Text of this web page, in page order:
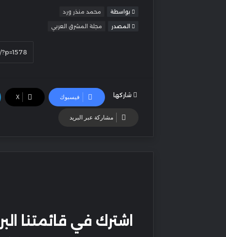
بواسطة محمد منذر ورد
المصدر مجلة المشرق العربي
شاركها فيسبوك ‫X
مشاركة عبر البريد
اشترك في قائمتنا